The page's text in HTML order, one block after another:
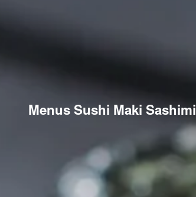
Menus Sushi Maki Sashimi